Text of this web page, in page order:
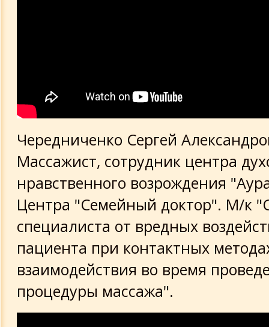
Чередниченко Сергей
Массажист, сотрудник центра
нравственного возрождения
Центра "Семейный доктор". М/к
специалиста от вредных
пациента при контактных
взаимодействия во время
процедуры массажа".